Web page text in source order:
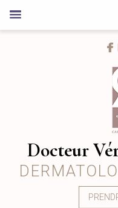
Docteur